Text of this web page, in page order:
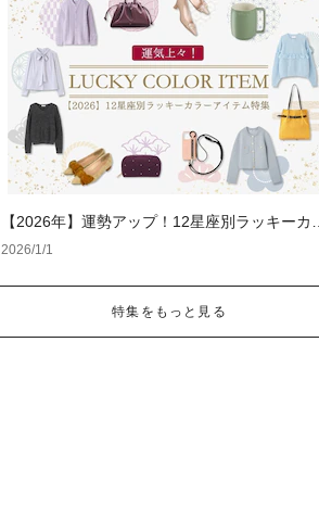
【2026年】運勢アップ！12星座別ラッキーカラ
ーアイテム特集
2026/1/1
特集をもっと見る